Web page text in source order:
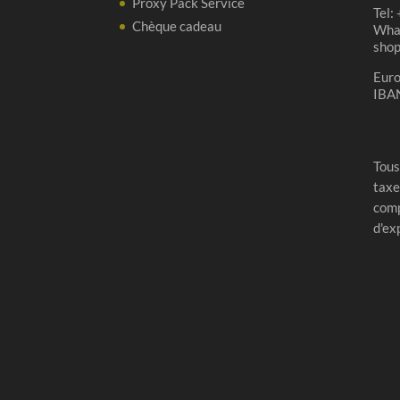
Chèque cadeau
Tel: